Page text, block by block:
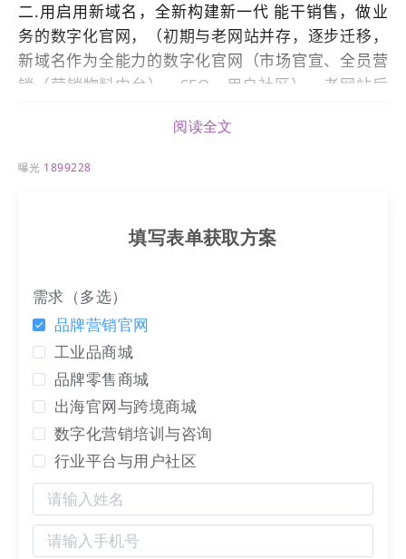
二.用启用新域名 ，全新构建新一代 能干销售，做业
务的数字化官网，（初期与老网站并存，逐步迁移，
新域名作为全能力的数字化官网（市场官宣、全员营
销（营销物料中台）、SEO，用户社区），老网站后
内容营销/SEO 和生长用户社区能力。
阅读全文
曝光 1899228
填写表单获取方案
需求（多选）
品牌营销官网
工业品商城
品牌零售商城
出海官网与跨境商城
数字化营销培训与咨询
行业平台与用户社区